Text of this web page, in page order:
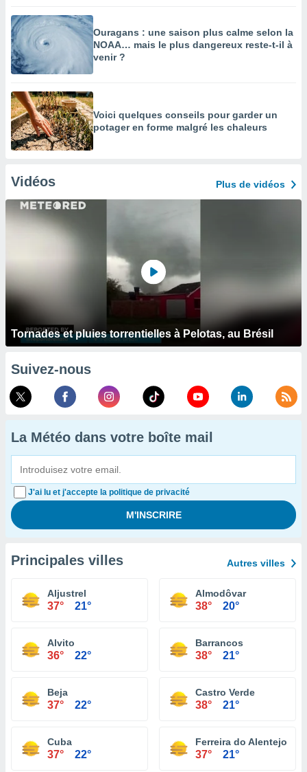
Ouragans : une saison plus calme selon la
NOAA… mais le plus dangereux reste-t-il à
venir ?
Voici quelques conseils pour garder un
potager en forme malgré les chaleurs
Vidéos Plus de vidéos
Tornades et pluies torrentielles à Pelotas, au Brésil
Suivez-nous
La Météo dans votre boîte mail
J'ai lu et j'accepte la politique de privacité
Principales villes Autres villes
Aljustrel
37° 21°
Almodôvar
38° 20°
Alvito
36° 22°
Barrancos
38° 21°
Beja
37° 22°
Castro Verde
38° 21°
Cuba
37° 22°
Ferreira do Alentejo
37° 21°